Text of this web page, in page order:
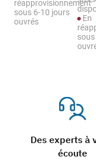
Des experts à
écoute
réapprovisionnement
sous 6-10 jours
ouvrés
En